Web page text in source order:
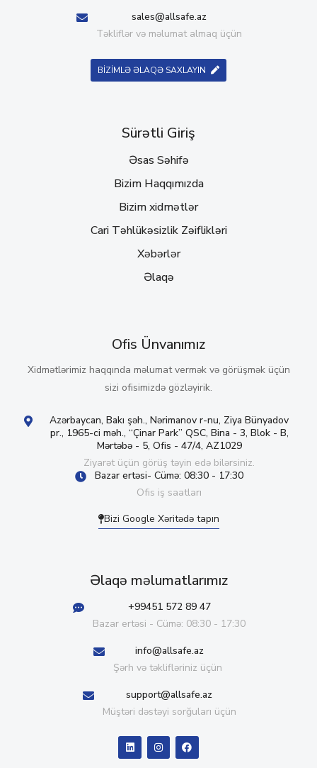
sales@allsafe.az
Təkliflər və məlumat almaq üçün
BİZİMLƏ ƏLAQƏ SAXLAYIN
Sürətli Giriş
Əsas Səhifə
Bizim Haqqımızda
Bizim xidmətlər
Cari Təhlükəsizlik Zəiflikləri
Xəbərlər
Əlaqə
Ofis Ünvanımız
Xidmətlərimiz haqqında məlumat vermək və görüşmək üçün
sizi ofisimizdə gözləyirik.
Azərbaycan, Bakı şəh., Nərimanov r-nu, Ziya Bünyadov
pr., 1965-ci məh., “Çinar Park” QSC, Bina - 3, Blok - B,
Mərtəbə - 5, Ofis - 47/4, AZ1029
Ziyarət üçün görüş təyin edə bilərsiniz.
Bazar ertəsi- Cümə: 08:30 - 17:30
Ofis iş saatları
Bizi Google Xəritədə tapın
Əlaqə məlumatlarımız
+99451 572 89 47
Bazar ertəsi - Cümə: 08:30 - 17:30
info@allsafe.az
Şərh və təklifləriniz üçün
support@allsafe.az
Müştəri dəstəyi sorğuları üçün